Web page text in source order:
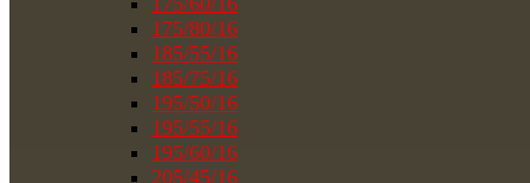
175/80/16
185/55/16
185/75/16
195/50/16
195/55/16
195/60/16
205/45/16